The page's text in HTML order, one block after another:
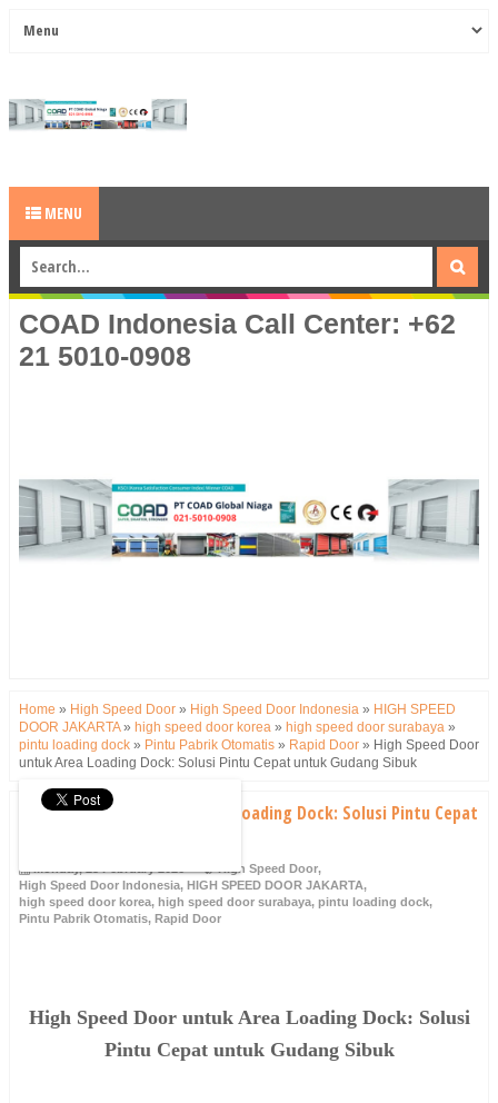
MENU
COAD Indonesia Call Center: +62
21 5010-0908
Home » High Speed Door » High Speed Door Indonesia » HIGH SPEED
DOOR JAKARTA» high speed door korea » high speed door surabaya »
pintu loading dock » Pintu Pabrik Otomatis » Rapid Door » High Speed Door
untuk Area Loading Dock: Solusi Pintu Cepat untuk Gudang Sibuk
High Speed Door untuk Area Loading Dock: Solusi Pintu Cepat
High Speed Door,
High Speed Door Indonesia, HIGH SPEED DOOR JAKARTA,
high speed door korea, high speed door surabaya, pintu loading dock,
Pintu Pabrik Otomatis, Rapid Door
High Speed Door untuk Area Loading Dock: Solusi
Pintu Cepat untuk Gudang Sibuk